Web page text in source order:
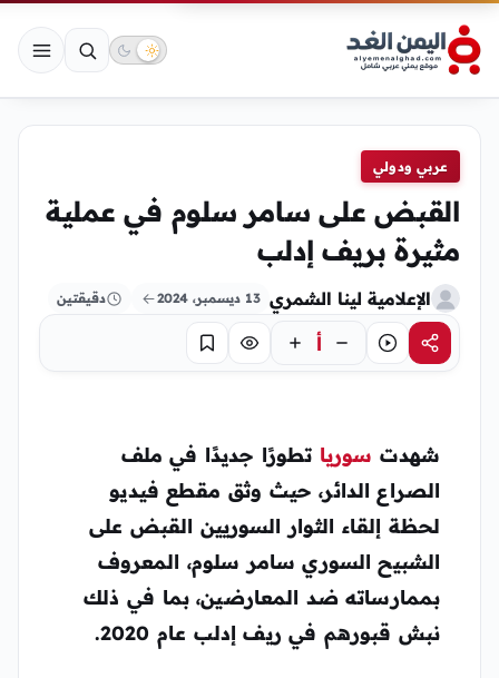
عربي ودولي
القبض على سامر سلوم في عملية
مثيرة بريف إدلب
الإعلامية لينا الشمري 13 ديسمبر، 2024 دقيقتين
مشاركةاستماع أ تركيز حفظ
شهدت سوريا تطورًا جديدًا في ملف
الصراع الدائر، حيث وثق مقطع فيديو
لحظة إلقاء الثوار السوريين القبض على
الشبيح السوري سامر سلوم، المعروف
بممارساته ضد المعارضين، بما في ذلك
نبش قبورهم في ريف إدلب عام 2020.